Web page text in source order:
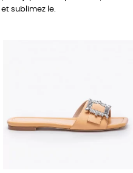
sublimez le.
350,00 €